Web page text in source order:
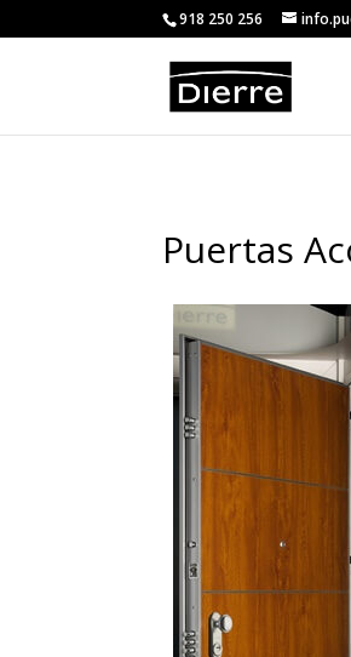
918 250 256
Puertas